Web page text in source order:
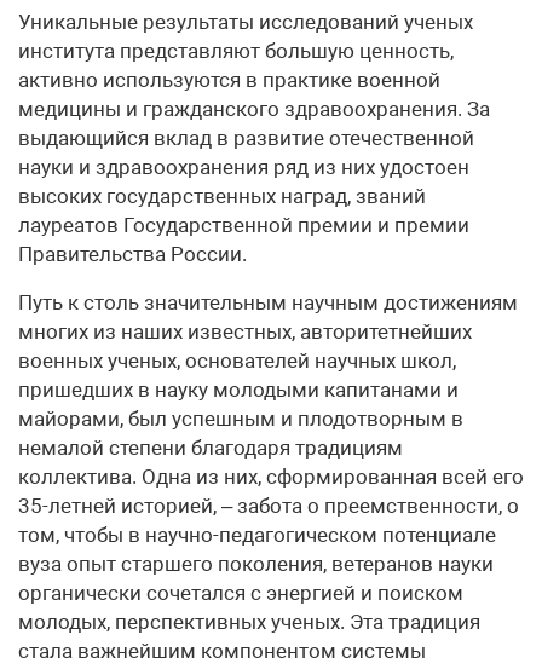
Уникальные результаты исследований ученых
института представляют большую ценность,
активно используются в практике военной
медицины и гражданского здравоохранения. За
выдающийся вклад в развитие отечественной
науки и здравоохранения ряд из них удостоен
высоких государственных наград, званий
лауреатов Государственной премии и премии
Правительства России.
Путь к столь значительным научным достижениям
многих из наших известных, авторитетнейших
военных ученых, основателей научных школ,
пришедших в науку молодыми капитанами и
майорами, был успешным и плодотворным в
немалой степени благодаря традициям
коллектива. Одна из них, сформированная всей его
35-летней историей, – забота о преемственности, о
том, чтобы в научно-педагогическом потенциале
вуза опыт старшего поколения, ветеранов науки
органически сочетался с энергией и поиском
молодых, перспективных ученых. Эта традиция
стала важнейшим компонентом системы